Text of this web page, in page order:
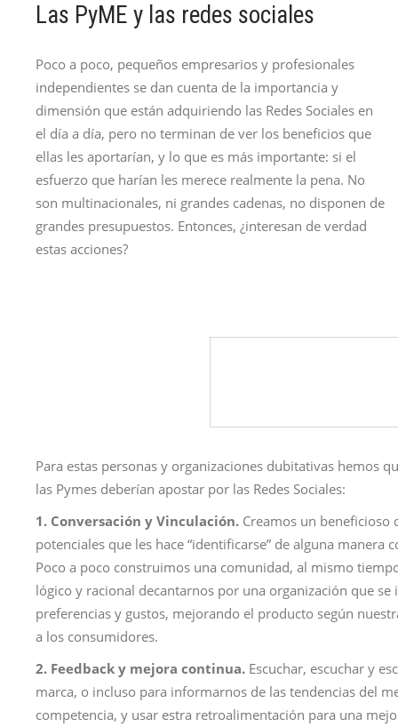
Las PyME y las redes sociales
Poco a poco, pequeños empresarios y profesionales
independientes se dan cuenta de la importancia y
dimensión que están adquiriendo las Redes Sociales en
el día a día, pero no terminan de ver los beneficios que
ellas les aportarían, y lo que es más importante: si el
esfuerzo que harían les merece realmente la pena. No
son multinacionales, ni grandes cadenas, no disponen de
grandes presupuestos. Entonces, ¿interesan de verdad
estas acciones?
Para estas personas y organizaciones dubitativas hemos
las Pymes deberían apostar por las Redes Sociales:
1. Conversación y Vinculación. Creamos un beneficioso
potenciales que les hace “identificarse” de alguna manera
Poco a poco construimos una comunidad, al mismo
lógico y racional decantarnos por una organización que se
preferencias y gustos, mejorando el producto según
a los consumidores.
2. Feedback y mejora continua. Escuchar, escuchar y
marca, o incluso para informarnos de las tendencias del
competencia, y usar estra retroalimentación para una